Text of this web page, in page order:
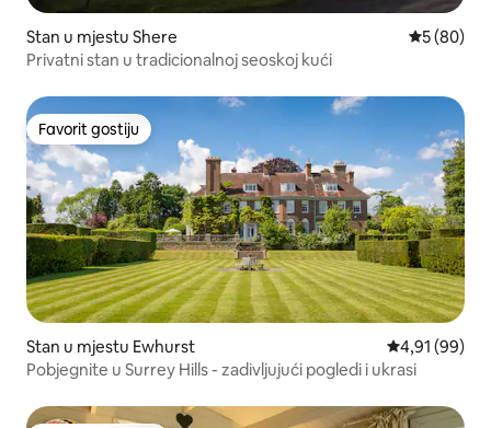
Stan u mjestu Shere Prosječna
5 (80)
Privatni stan u tradicionalnoj seoskoj kući
Favorit gostiju
Favorit gostiju
Stan u mjestu Ewhurst Prosječna
4,91 (99)
Pobjegnite u Surrey Hills - zadivljujući pogledi i ukrasi